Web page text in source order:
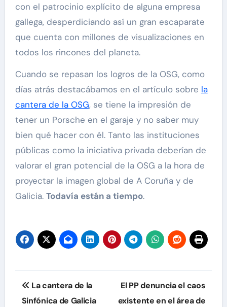
con el patrocinio explícito de alguna empresa
gallega, desperdiciando así un gran escaparate
que cuenta con millones de visualizaciones en
todos los rincones del planeta.
Cuando se repasan los logros de la OSG, como
días atrás destacábamos en el artículo sobre la
cantera de la OSG, se tiene la impresión de
tener un Porsche en el garaje y no saber muy
bien qué hacer con él. Tanto las instituciones
públicas como la iniciativa privada deberían de
valorar el gran potencial de la OSG a la hora de
proyectar la imagen global de A Coruña y de
Galicia. Todavía están a tiempo.
Navegación
de
La cantera de la
Sinfónica de Galicia
El PP denuncia el caos
existente en el área de